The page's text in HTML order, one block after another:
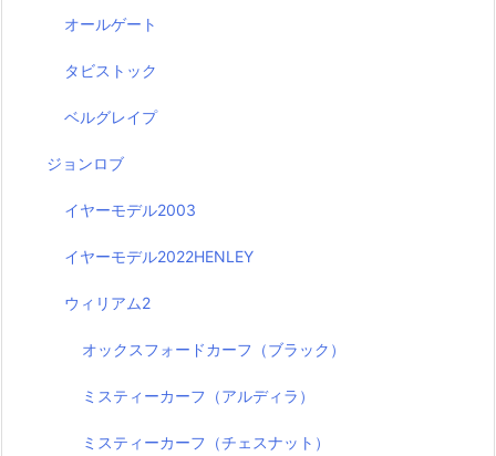
オールゲート
タビストック
ベルグレイプ
ジョンロブ
イヤーモデル2003
イヤーモデル2022HENLEY
ウィリアム2
オックスフォードカーフ（ブラック）
ミスティーカーフ（アルディラ）
ミスティーカーフ（チェスナット）